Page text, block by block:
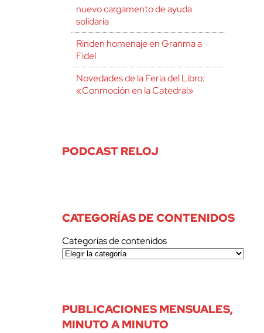
nuevo cargamento de ayuda
solidaria
Rinden homenaje en Granma a
Fidel
Novedades de la Feria del Libro:
«Conmoción en la Catedral»
PODCAST RELOJ
CATEGORÍAS DE CONTENIDOS
Categorías de contenidos
PUBLICACIONES MENSUALES,
MINUTO A MINUTO